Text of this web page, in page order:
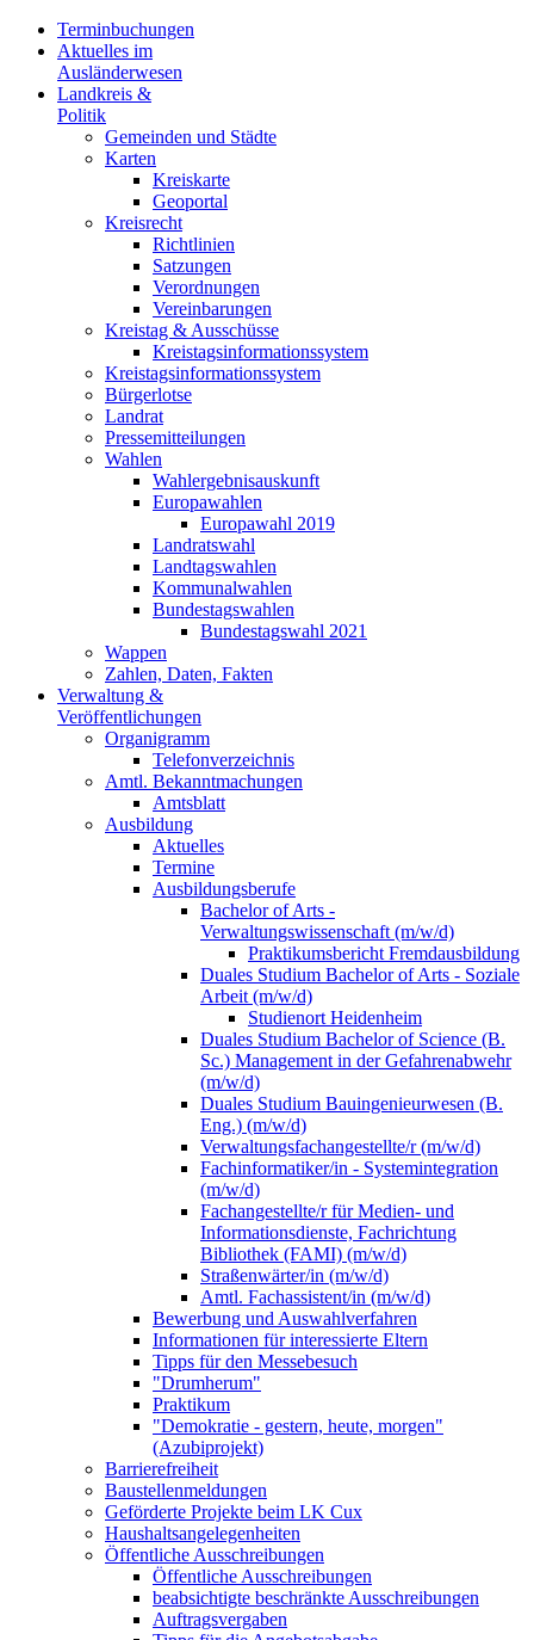
Terminbuchungen
Aktuelles im
Ausländerwesen
Landkreis &
Politik
Gemeinden und Städte
Karten
Kreiskarte
Geoportal
Kreisrecht
Richtlinien
Satzungen
Verordnungen
Vereinbarungen
Kreistag & Ausschüsse
Kreistagsinformationssystem
Kreistagsinformationssystem
Bürgerlotse
Landrat
Pressemitteilungen
Wahlen
Wahlergebnisauskunft
Europawahlen
Europawahl 2019
Landratswahl
Landtagswahlen
Kommunalwahlen
Bundestagswahlen
Bundestagswahl 2021
Wappen
Zahlen, Daten, Fakten
Verwaltung &
Veröffentlichungen
Organigramm
Telefonverzeichnis
Amtl. Bekanntmachungen
Amtsblatt
Ausbildung
Aktuelles
Termine
Ausbildungsberufe
Bachelor of Arts -
Verwaltungswissenschaft (m/w/d)
Praktikumsbericht Fremdausbildung
Duales Studium Bachelor of Arts - Soziale
Arbeit (m/w/d)
Studienort Heidenheim
Duales Studium Bachelor of Science (B.
Sc.) Management in der Gefahrenabwehr
(m/w/d)
Duales Studium Bauingenieurwesen (B.
Eng.) (m/w/d)
Verwaltungsfachangestellte/r (m/w/d)
Fachinformatiker/in - Systemintegration
(m/w/d)
Fachangestellte/r für Medien- und
Informationsdienste, Fachrichtung
Bibliothek (FAMI) (m/w/d)
Straßenwärter/in (m/w/d)
Amtl. Fachassistent/in (m/w/d)
Bewerbung und Auswahlverfahren
Informationen für interessierte Eltern
Tipps für den Messebesuch
"Drumherum"
Praktikum
"Demokratie - gestern, heute, morgen"
(Azubiprojekt)
Barrierefreiheit
Baustellenmeldungen
Geförderte Projekte beim LK Cux
Haushaltsangelegenheiten
Öffentliche Ausschreibungen
Öffentliche Ausschreibungen
beabsichtigte beschränkte Ausschreibungen
Auftragsvergaben